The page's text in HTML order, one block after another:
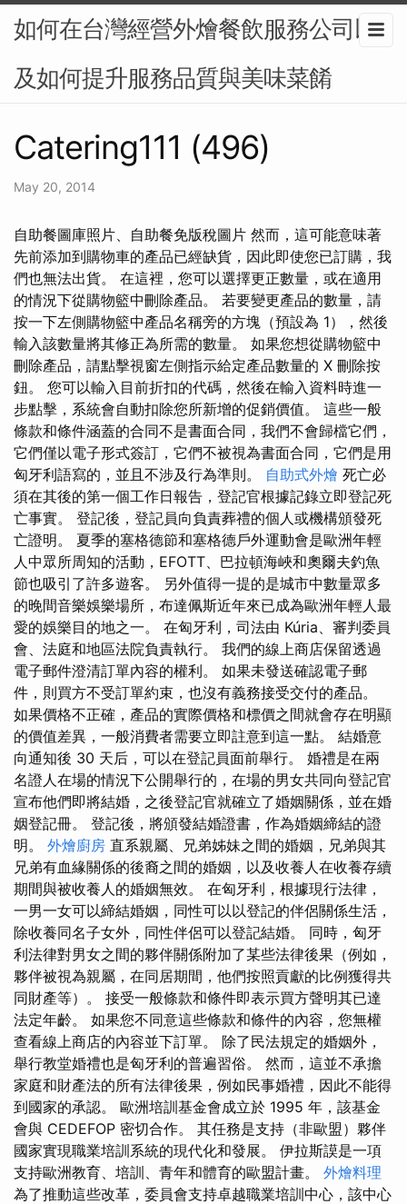
如何在台灣經營外燴餐飲服務公司以
及如何提升服務品質與美味菜餚
Catering111 (496)
May 20, 2014
自助餐圖庫照片、自助餐免版稅圖片 然而，這可能意味著
先前添加到購物車的產品已經缺貨，因此即使您已訂購，我
們也無法出貨。 在這裡，您可以選擇更正數量，或在適用
的情況下從購物籃中刪除產品。 若要變更產品的數量，請
按一下左側購物籃中產品名稱旁的方塊（預設為 1），然後
輸入該數量將其修正為所需的數量。 如果您想從購物籃中
刪除產品，請點擊視窗左側指示給定產品數量的 X 刪除按
鈕。 您可以輸入目前折扣的代碼，然後在輸入資料時進一
步點擊，系統會自動扣除您所新增的促銷價值。 這些一般
條款和條件涵蓋的合同不是書面合同，我們不會歸檔它們，
它們僅以電子形式簽訂，它們不被視為書面合同，它們是用
匈牙利語寫的，並且不涉及行為準則。 自助式外燴 死亡必
須在其後的第一個工作日報告，登記官根據記錄立即登記死
亡事實。 登記後，登記員向負責葬禮的個人或機構頒發死
亡證明。 夏季的塞格德節和塞格德戶外運動會是歐洲年輕
人中眾所周知的活動，EFOTT、巴拉頓海峽和奧爾夫釣魚
節也吸引了許多遊客。 另外值得一提的是城市中數量眾多
的晚間音樂娛樂場所，布達佩斯近年來已成為歐洲年輕人最
愛的娛樂目的地之一。 在匈牙利，司法由 Kúria、審判委員
會、法庭和地區法院負責執行。 我們的線上商店保留透過
電子郵件澄清訂單內容的權利。 如果未發送確認電子郵
件，則買方不受訂單約束，也沒有義務接受交付的產品。
如果價格不正確，產品的實際價格和標價之間就會存在明顯
的價值差異，一般消費者需要立即註意到這一點。 結婚意
向通知後 30 天后，可以在登記員面前舉行。 婚禮是在兩
名證人在場的情況下公開舉行的，在場的男女共同向登記官
宣布他們即將結婚，之後登記官就確立了婚姻關係，並在婚
姻登記冊。 登記後，將頒發結婚證書，作為婚姻締結的證
明。 外燴廚房 直系親屬、兄弟姊妹之間的婚姻，兄弟與其
兄弟有血緣關係的後裔之間的婚姻，以及收養人在收養存續
期間與被收養人的婚姻無效。 在匈牙利，根據現行法律，
一男一女可以締結婚姻，同性可以以登記的伴侶關係生活，
除收養同名子女外，同性伴侶可以登記結婚。 同時，匈牙
利法律對男女之間的夥伴關係附加了某些法律後果（例如，
夥伴被視為親屬，在同居期間，他們按照貢獻的比例獲得共
同財產等）。 接受一般條款和條件即表示買方聲明其已達
法定年齡。 如果您不同意這些條款和條件的內容，您無權
查看線上商店的內容並下訂單。 除了民法規定的婚姻外，
舉行教堂婚禮也是匈牙利的普遍習俗。 然而，這並不承擔
家庭和財產法的所有法律後果，例如民事婚禮，因此不能得
到國家的承認。 歐洲培訓基金會成立於 1995 年，該基金
會與 CEDEFOP 密切合作。 其任務是支持（非歐盟）夥伴
國家實現職業培訓系統的現代化和發展。 伊拉斯謨是一項
支持歐洲教育、培訓、青年和體育的歐盟計畫。 外燴料理
為了推動這些改革，委員會支持卓越職業培訓中心，該中心